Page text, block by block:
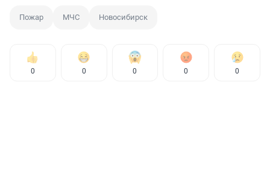
Пожар МЧС Новосибирск
0 0 0 0 0